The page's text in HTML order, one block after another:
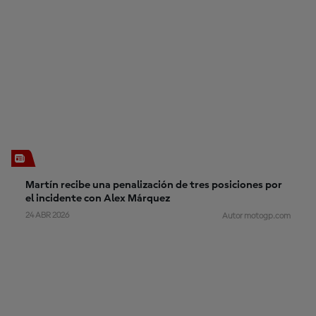
Martín recibe una penalización de tres posiciones por
el incidente con Alex Márquez
24 ABR 2026 Autor motogp.com